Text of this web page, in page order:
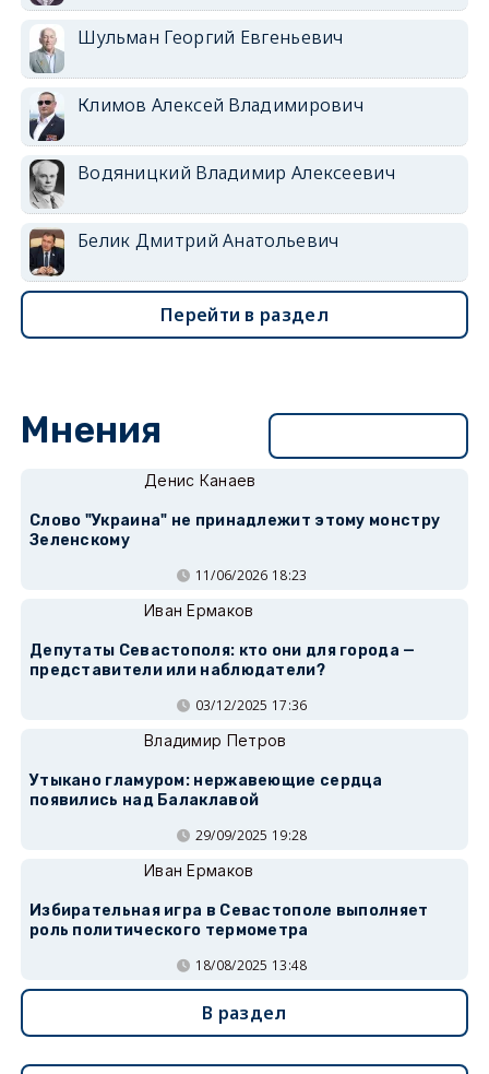
Шульман Георгий Евгеньевич
Климов Алексей Владимирович
Водяницкий Владимир Алексеевич
Белик Дмитрий Анатольевич
Перейти в раздел
Мнения
Денис Канаев
Слово "Украина" не принадлежит этому монстру
Зеленскому
11/06/2026 18:23
Иван Ермаков
Депутаты Севастополя: кто они для города —
представители или наблюдатели?
03/12/2025 17:36
Владимир Петров
Утыкано гламуром: нержавеющие сердца
появились над Балаклавой
29/09/2025 19:28
Иван Ермаков
Избирательная игра в Севастополе выполняет
роль политического термометра
18/08/2025 13:48
В раздел